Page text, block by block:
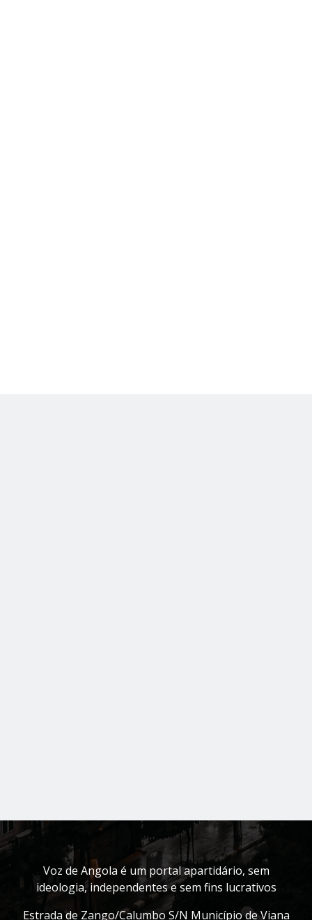
Voz de Angola é um portal apartidário, sem
ideologia, independentes e sem fins lucrativos
Estrada de Zango/Calumbo S/N Município de Viana